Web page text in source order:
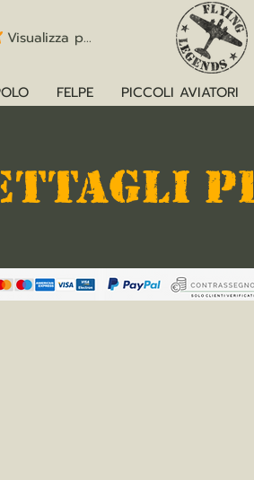
Visualizza punti
FELPE PICCOLI AVIATORI